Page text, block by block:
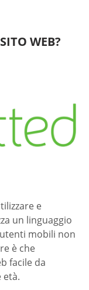
WEB?
e
un linguaggio
mobili non
è che
facile da
età.